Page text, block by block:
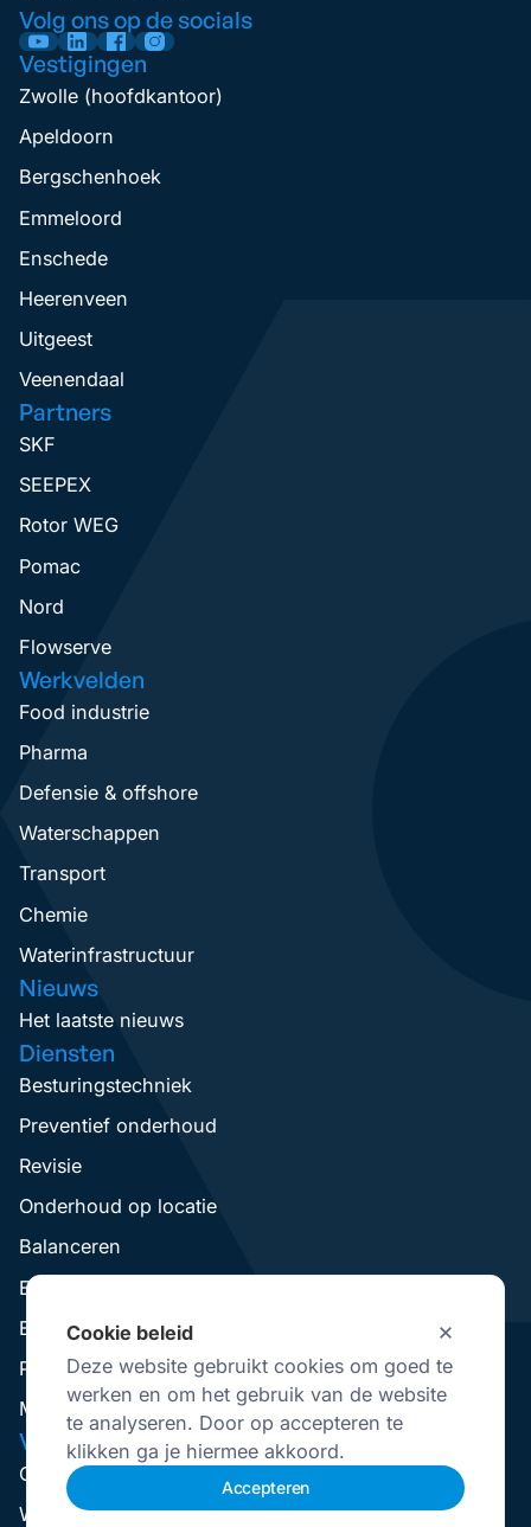
Cookie beleid
Deze website gebruikt cookies om goed te
werken en om het gebruik van de website
te analyseren. Door op accepteren te
klikken ga je hiermee akkoord.
Accepteren
Volg ons op de socials
Vestigingen
Zwolle (hoofdkantoor)
Apeldoorn
Bergschenhoek
Emmeloord
Enschede
Heerenveen
Uitgeest
Veenendaal
Partners
SKF
SEEPEX
Rotor WEG
Pomac
Nord
Flowserve
Werkvelden
Food industrie
Pharma
Defensie & offshore
Waterschappen
Transport
Chemie
Waterinfrastructuur
Nieuws
Het laatste nieuws
Diensten
Besturingstechniek
Preventief onderhoud
Revisie
Onderhoud op locatie
Balanceren
Elektromotoren wikkelen
Elektromotoren Revisie
Pompen Revisie
Mechanical Seal Revisie
VisserNederland
Over Ons
Werken Bij